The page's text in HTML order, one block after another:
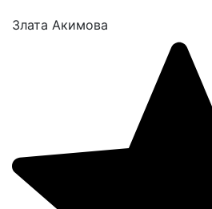
Злата Акимова